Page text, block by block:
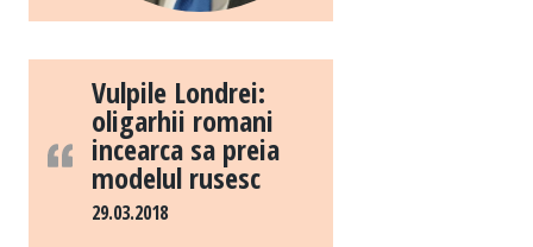
Vulpile Londrei:
oligarhii romani
incearca sa preia
modelul rusesc
29.03.2018